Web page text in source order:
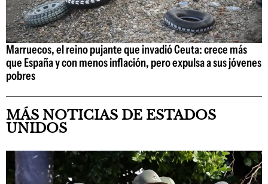
Marruecos, el reino pujante que invadió Ceuta: crece más
que España y con menos inflación, pero expulsa a sus jóvenes
pobres
MÁS NOTICIAS DE ESTADOS
UNIDOS